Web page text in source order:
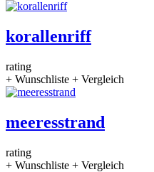
korallenriff
rating
+ Wunschliste + Vergleich
meeresstrand
rating
+ Wunschliste + Vergleich